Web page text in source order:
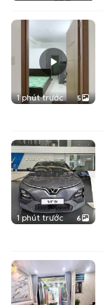
1 phút trước 5
1 phút trước 6